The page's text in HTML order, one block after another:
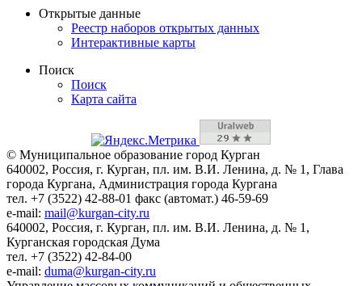
Открытые данные
Реестр наборов открытых данных
Интерактивные карты
Поиск
Поиск
Карта сайта
© Муниципальное образование город Курган
640002, Россия, г. Курган, пл. им. В.И. Ленина, д. № 1, Глава
города Кургана, Администрация города Кургана
тел. +7 (3522) 42-88-01 факс (автомат.) 46-59-69
e-mail: mail@kurgan-city.ru
640002, Россия, г. Курган, пл. им. В.И. Ленина, д. № 1,
Курганская городская Дума
тел. +7 (3522) 42-84-00
e-mail: duma@kurgan-city.ru